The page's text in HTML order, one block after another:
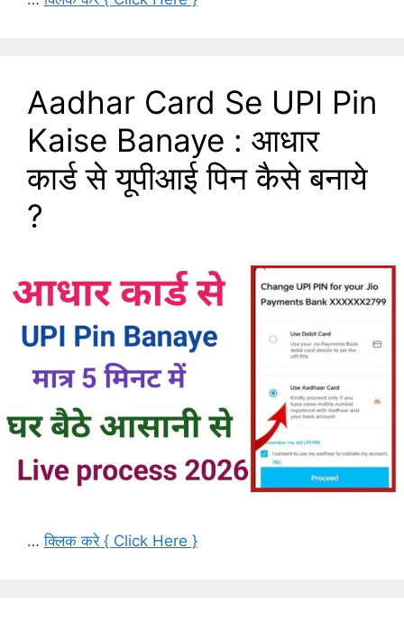
Aadhar Card Se UPI Pin
Kaise Banaye : आधार
कार्ड से यूपीआई पिन कैसे बनाये
?
…क्लिक करे { Click Here }